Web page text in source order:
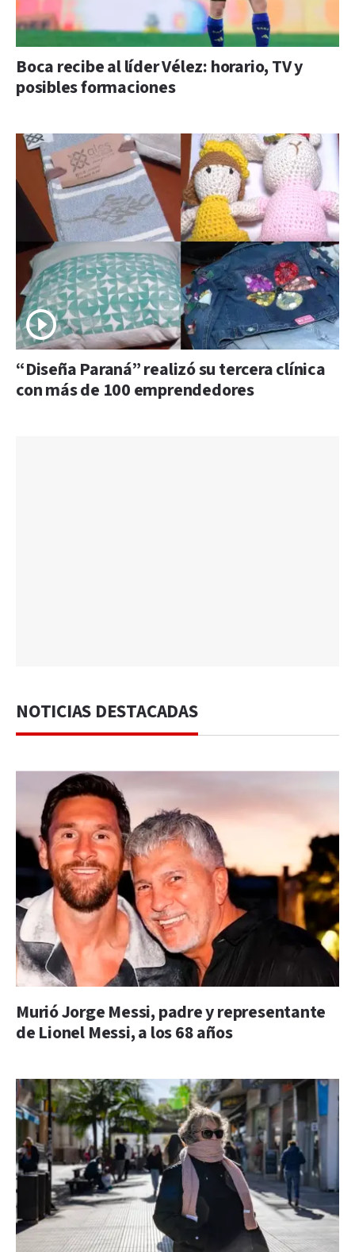
Boca recibe al líder Vélez: horario, TV y
posibles formaciones
“Diseña Paraná” realizó su tercera clínica
con más de 100 emprendedores
NOTICIAS DESTACADAS
Murió Jorge Messi, padre y representante
de Lionel Messi, a los 68 años